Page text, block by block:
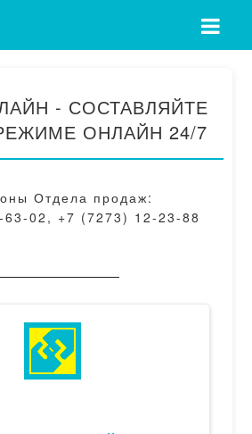
- СОСТАВЛЯЙТЕ
ОНЛАЙН 24/7
Отдела продаж:
02, +7 (7273) 12-23-88